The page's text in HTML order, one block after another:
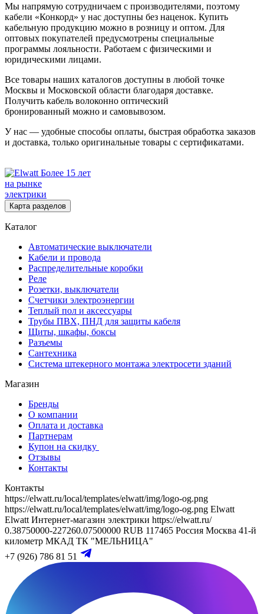
Мы напрямую сотрудничаем с производителями, поэтому
кабели «Конкорд» у нас доступны без наценок. Купить
кабельную продукцию можно в розницу и оптом. Для
оптовых покупателей предусмотрены специальные
программы лояльности. Работаем с физическими и
юридическими лицами.
Все товары наших каталогов доступны в любой точке
Москвы и Московской области благодаря доставке.
Получить кабель волоконно оптический
бронированный можно и самовывозом.
У нас — удобные способы оплаты, быстрая обработка заказов
и доставка, только оригинальные товары с сертификатами.
Более 15 лет
на рынке
электрики
Карта разделов
Каталог
Автоматические выключатели
Кабели и провода
Распределительные коробки
Реле
Розетки, выключатели
Счетчики электроэнергии
Теплый пол и аксессуары
Трубы ПВХ, ПНД для защиты кабеля
Щиты, шкафы, боксы
Разъемы
Сантехника
Система штекерного монтажа электросети зданий
Магазин
Бренды
О компании
Оплата и доставка
Партнерам
Купон на скидку
Отзывы
Контакты
Контакты
https://elwatt.ru/local/templates/elwatt/img/logo-og.png
https://elwatt.ru/local/templates/elwatt/img/logo-og.png Elwatt
Elwatt Интернет-магазин электрики https://elwatt.ru/
0.38750000-227260.07500000 RUB 117465 Россия Москва 41-й
километр МКАД ТК "МЕЛЬНИЦА"
+7 (926) 786 81 51